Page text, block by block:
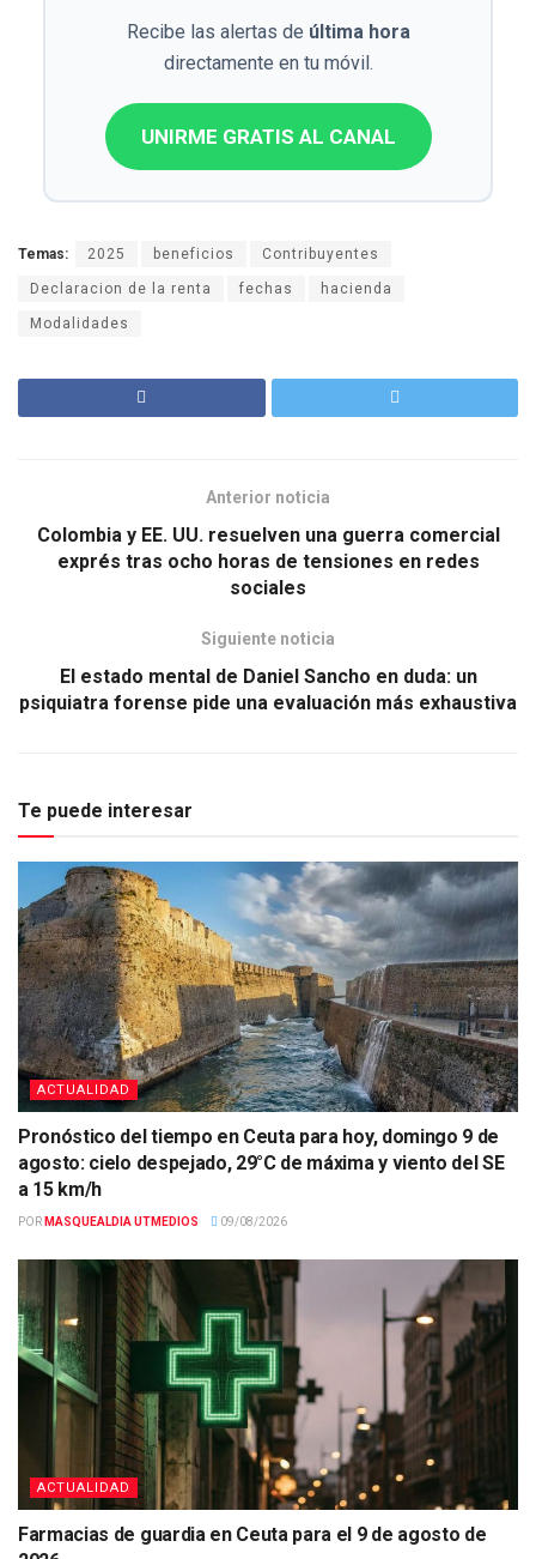
Recibe las alertas de última hora
directamente en tu móvil.
UNIRME GRATIS AL CANAL
Temas: 2025 beneficios Contribuyentes
Declaracion de la renta fechas hacienda
Modalidades
Anterior noticia
Colombia y EE. UU. resuelven una guerra comercial
exprés tras ocho horas de tensiones en redes
sociales
Siguiente noticia
El estado mental de Daniel Sancho en duda: un
psiquiatra forense pide una evaluación más exhaustiva
Te puede interesar
ACTUALIDAD
Pronóstico del tiempo en Ceuta para hoy, domingo 9 de
agosto: cielo despejado, 29°C de máxima y viento del SE
a 15 km/h
POR MASQUEALDIA UTMEDIOS 09/08/2026
ACTUALIDAD
Farmacias de guardia en Ceuta para el 9 de agosto de